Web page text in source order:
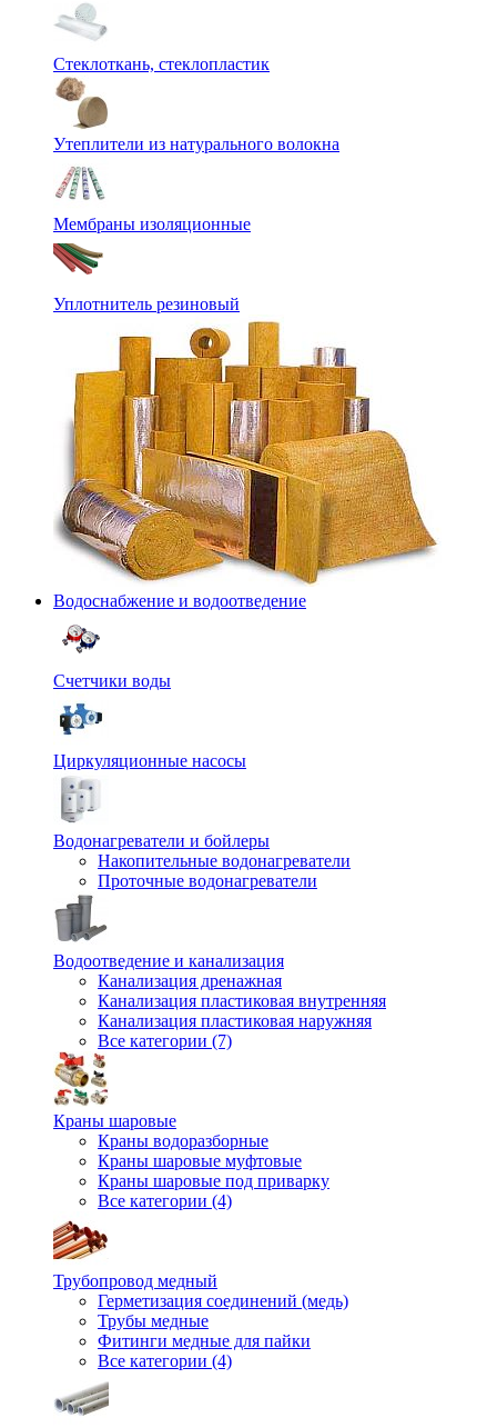
Стеклоткань, стеклопластик
Утеплители из натурального волокна
Мембраны изоляционные
Уплотнитель резиновый
Водоснабжение и водоотведение
Счетчики воды
Циркуляционные насосы
Водонагреватели и бойлеры
Накопительные водонагреватели
Проточные водонагреватели
Водоотведение и канализация
Канализация дренажная
Канализация пластиковая внутренняя
Канализация пластиковая наружняя
Все категории (7)
Краны шаровые
Краны водоразборные
Краны шаровые муфтовые
Краны шаровые под приварку
Все категории (4)
Трубопровод медный
Герметизация соединений (медь)
Трубы медные
Фитинги медные для пайки
Все категории (4)